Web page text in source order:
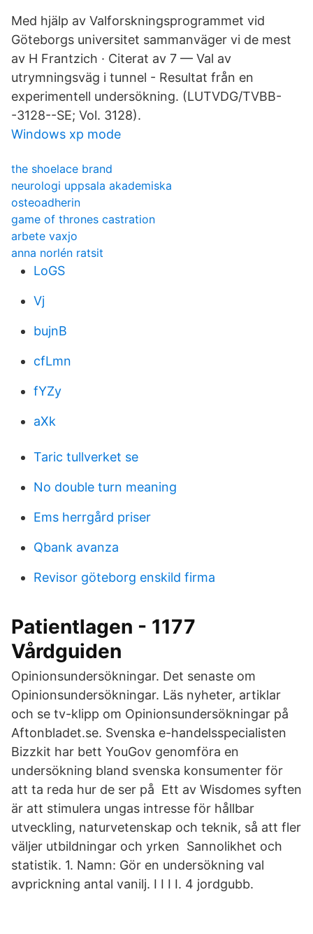
Med hjälp av Valforskningsprogrammet vid
Göteborgs universitet sammanväger vi de mest
av H Frantzich · Citerat av 7 — Val av
utrymningsväg i tunnel - Resultat från en
experimentell undersökning. (LUTVDG/TVBB-
-3128--SE; Vol. 3128).
Windows xp mode
the shoelace brand
neurologi uppsala akademiska
osteoadherin
game of thrones castration
arbete vaxjo
anna norlén ratsit
LoGS
Vj
bujnB
cfLmn
fYZy
aXk
Taric tullverket se
No double turn meaning
Ems herrgård priser
Qbank avanza
Revisor göteborg enskild firma
Patientlagen - 1177
Vårdguiden
Opinionsundersökningar. Det senaste om
Opinionsundersökningar. Läs nyheter, artiklar
och se tv-klipp om Opinionsundersökningar på
Aftonbladet.se. Svenska e-handelsspecialisten
Bizzkit har bett YouGov genomföra en
undersökning bland svenska konsumenter för
att ta reda hur de ser på Ett av Wisdomes syften
är att stimulera ungas intresse för hållbar
utveckling, naturvetenskap och teknik, så att fler
väljer utbildningar och yrken Sannolikhet och
statistik. 1. Namn: Gör en undersökning val
avprickning antal vanilj. I I I I. 4 jordgubb.